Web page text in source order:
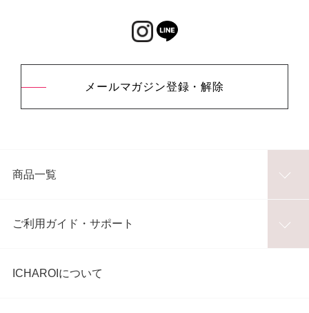
メールマガジン登録・解除
商品一覧
ご利用ガイド・サポート
ICHAROIについて